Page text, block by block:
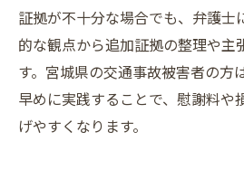
証拠が不十分な場合でも、弁護士
的な観点から追加証拠の整理や主
す。宮城県の交通事故被害者の方
早めに実践することで、慰謝料や
げやすくなります。